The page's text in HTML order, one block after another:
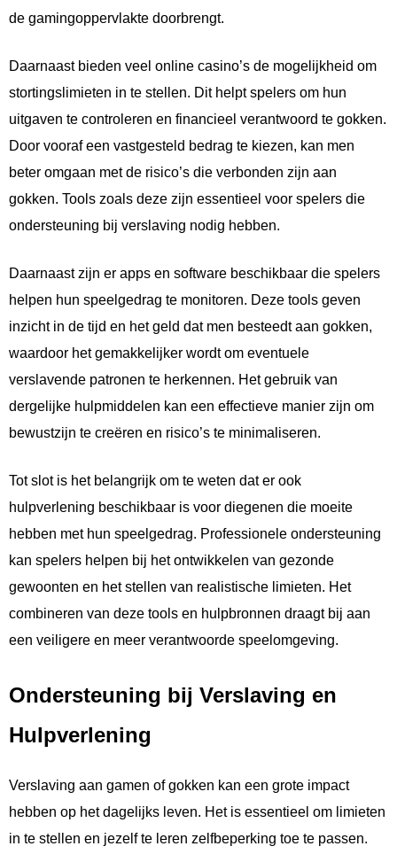
de gamingoppervlakte doorbrengt.
Daarnaast bieden veel online casino’s de mogelijkheid om
stortingslimieten in te stellen. Dit helpt spelers om hun
uitgaven te controleren en financieel verantwoord te gokken.
Door vooraf een vastgesteld bedrag te kiezen, kan men
beter omgaan met de risico’s die verbonden zijn aan
gokken. Tools zoals deze zijn essentieel voor spelers die
ondersteuning bij verslaving nodig hebben.
Daarnaast zijn er apps en software beschikbaar die spelers
helpen hun speelgedrag te monitoren. Deze tools geven
inzicht in de tijd en het geld dat men besteedt aan gokken,
waardoor het gemakkelijker wordt om eventuele
verslavende patronen te herkennen. Het gebruik van
dergelijke hulpmiddelen kan een effectieve manier zijn om
bewustzijn te creëren en risico’s te minimaliseren.
Tot slot is het belangrijk om te weten dat er ook
hulpverlening beschikbaar is voor diegenen die moeite
hebben met hun speelgedrag. Professionele ondersteuning
kan spelers helpen bij het ontwikkelen van gezonde
gewoonten en het stellen van realistische limieten. Het
combineren van deze tools en hulpbronnen draagt bij aan
een veiligere en meer verantwoorde speelomgeving.
Ondersteuning bij Verslaving en
Hulpverlening
Verslaving aan gamen of gokken kan een grote impact
hebben op het dagelijks leven. Het is essentieel om limieten
in te stellen en jezelf te leren zelfbeperking toe te passen.